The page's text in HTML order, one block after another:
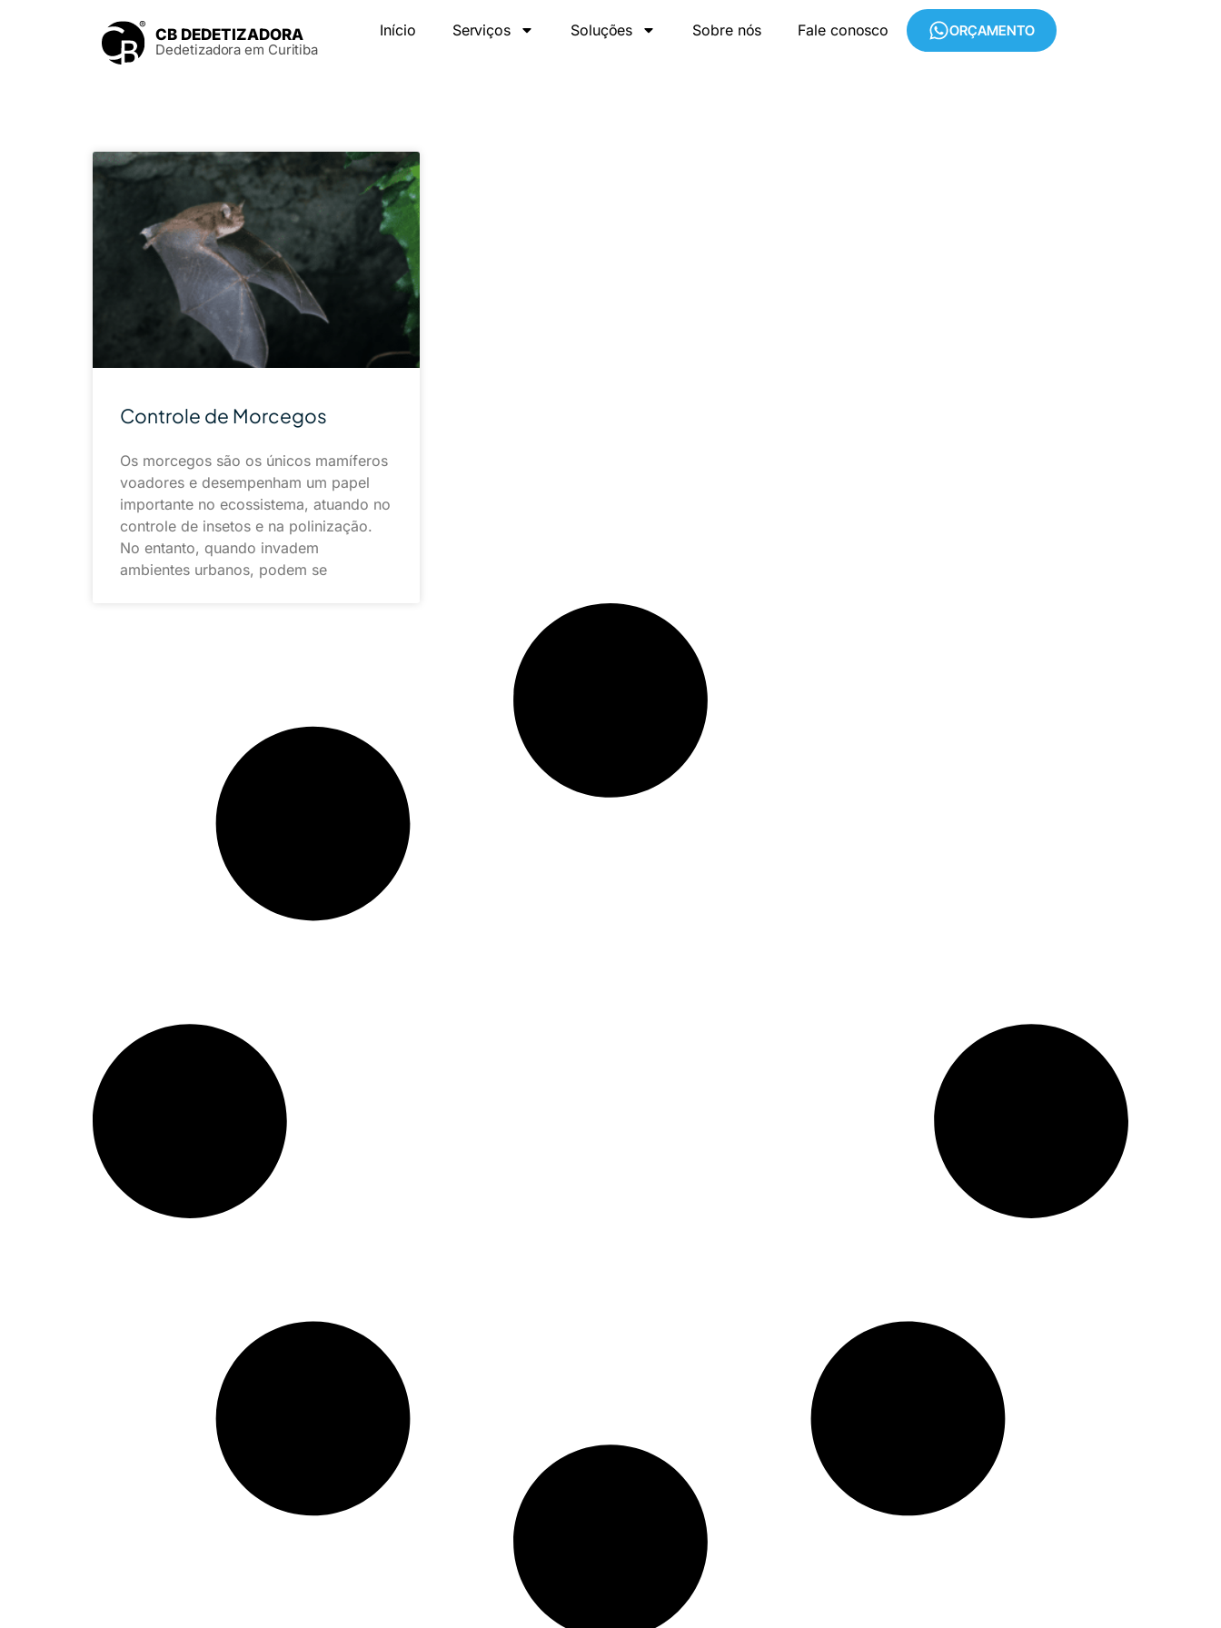
CB DEDETIZADORA
Dedetizadora em Curitiba
Início Serviços Soluções Sobre nós Fale conosco ORÇAMENTO
Controle de Morcegos
Os morcegos são os únicos mamíferos
voadores e desempenham um papel
importante no ecossistema, atuando no
controle de insetos e na polinização.
No entanto, quando invadem
ambientes urbanos, podem se